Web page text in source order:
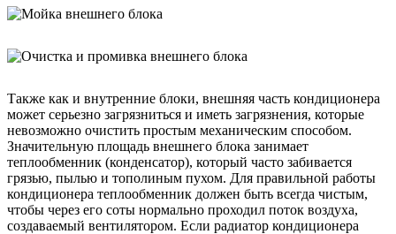
Также как и внутренние блоки, внешняя часть кондиционера
может серьезно загрязниться и иметь загрязнения, которые
невозможно очистить простым механическим способом.
Значительную площадь внешнего блока занимает
теплообменник (конденсатор), который часто забивается
грязью, пылью и тополиным пухом. Для правильной работы
кондиционера теплообменник должен быть всегда чистым,
чтобы через его соты нормально проходил поток воздуха,
создаваемый вентилятором. Если радиатор кондиционера